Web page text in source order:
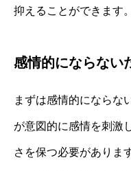
抑えることができます。
感情的にならない
まずは感情的にならな
が意図的に感情を刺激
さを保つ必要がありま